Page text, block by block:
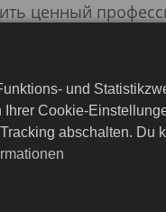
ценный
вам осуществить
ищет
договорот
трудовая
через
und
Cookie-
abschalten. Du